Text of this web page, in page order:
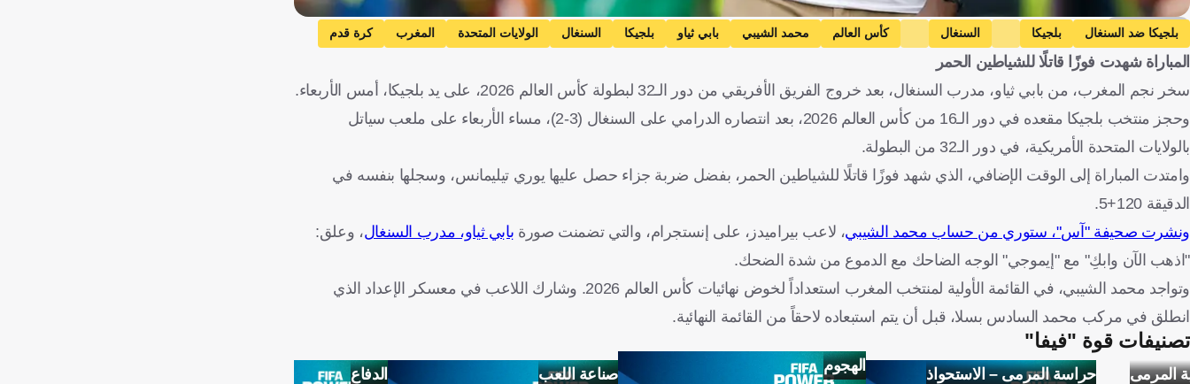
Getty Images
بلجيكا ضد السنغال بلجيكا السنغال كأس العالم محمد الشيبي بابي ثياو بلجيكا السنغال الولايات المتحدة المغرب كرة قدم
المباراة شهدت فوزًا قاتلًا للشياطين الحمر
سخر نجم المغرب، من بابي ثياو، مدرب السنغال، بعد خروج الفريق الأفريقي من دور الـ32 لبطولة كأس العالم 2026، على يد بلجيكا، أمس الأربعاء.
وحجز منتخب بلجيكا مقعده في دور الـ16 من كأس العالم 2026، بعد انتصاره الدرامي على السنغال (3-2)، مساء الأربعاء على ملعب سياتل
بالولايات المتحدة الأمريكية، في دور الـ32 من البطولة.
وامتدت المباراة إلى الوقت الإضافي، الذي شهد فوزًا قاتلًا للشياطين الحمر، بفضل ضربة جزاء حصل عليها يوري تيليمانس، وسجلها بنفسه في
الدقيقة 120+5.
ونشرت صحيفة "آس"، ستوري من حساب محمد الشيبي، لاعب بيراميدز، على إنستجرام، والتي تضمنت صورة بابي ثياو، مدرب السنغال، وعلق:
"اذهب الآن وابكِ" مع "إيموجي" الوجه الضاحك مع الدموع من شدة الضحك.
وتواجد محمد الشيبي، في القائمة الأولية لمنتخب المغرب استعداداً لخوض نهائيات كأس العالم 2026. وشارك اللاعب في معسكر الإعداد الذي
انطلق في مركب محمد السادس بسلا، قبل أن يتم استبعاده لاحقاً من القائمة النهائية.
تصنيفات قوة "فيفا"
المرمى حراسة المرمى – الاستحواذ الهجوم صناعة اللعب الدفاع